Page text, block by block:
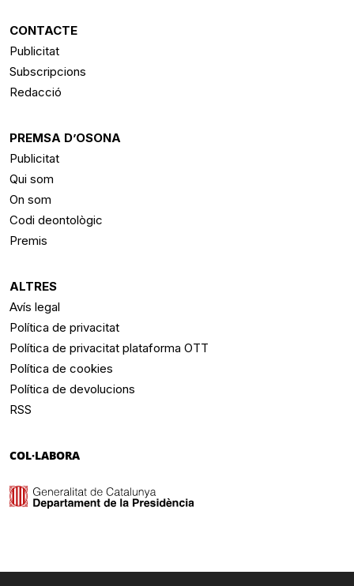
CONTACTE
Publicitat
Subscripcions
Redacció
PREMSA D’OSONA
Publicitat
Qui som
On som
Codi deontològic
Premis
ALTRES
Avís legal
Política de privacitat
Política de privacitat plataforma OTT
Política de cookies
Política de devolucions
RSS
COL·LABORA